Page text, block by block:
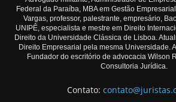
Federal da Paraíba, MBA em Gestão
Vargas, professor, palestrante, empresário,
UNIPÊ, especialista e mestre em Direito
Direito da Universidade Clássica de Lisboa.
Direito Empresarial pela mesma Universidade.
Fundador do escritório de advocacia Wilson
Consultoria Jurídica.
Contato: